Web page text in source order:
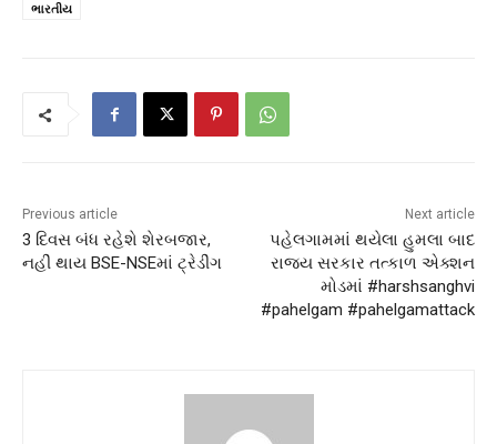
ભારતીય
Previous article
3 દિવસ બંધ રહેશે શેરબજાર,
નહીં થાય BSE-NSEમાં ટ્રેડીંગ
Next article
પહેલગામમાં થયેલા હુમલા બાદ
રાજ્ય સરકાર તત્કાળ એક્શન
મોડમાં #harshsanghvi
#pahelgam #pahelgamattack